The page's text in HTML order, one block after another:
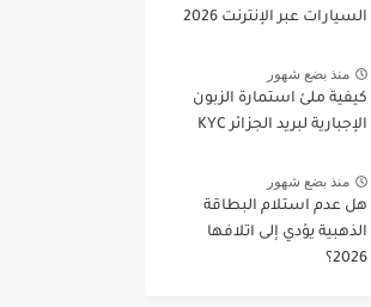
السيارات عبر الإنترنت 2026
منذ بضع شهور
كيفية ملئ استمارة الزبون
الإجبارية لبريد الجزائر KYC
منذ بضع شهور
هل عدم استلام البطاقة
الذهبية يؤدي إلى اتلافها
2026؟